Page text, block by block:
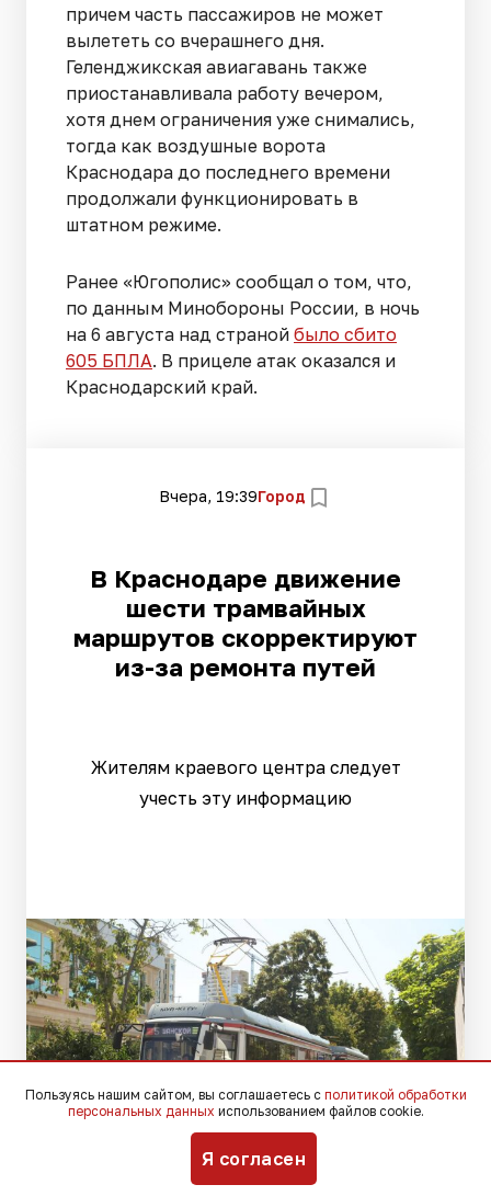
причем часть пассажиров не может
вылететь со вчерашнего дня.
Геленджикская авиагавань также
приостанавливала работу вечером,
хотя днем ограничения уже снимались,
тогда как воздушные ворота
Краснодара до последнего времени
продолжали функционировать в
штатном режиме.
Ранее «Югополис» сообщал о том, что,
по данным Минобороны России, в ночь
на 6 августа над страной было сбито
605 БПЛА. В прицеле атак оказался и
Краснодарский край.
Вчера, 19:39Город
В Краснодаре движение
шести трамвайных
маршрутов скорректируют
из-за ремонта путей
Жителям краевого центра следует
учесть эту информацию
Пользуясь нашим сайтом, вы соглашаетесь с политикой обработки
персональных данных использованием файлов cookie.
Я согласен